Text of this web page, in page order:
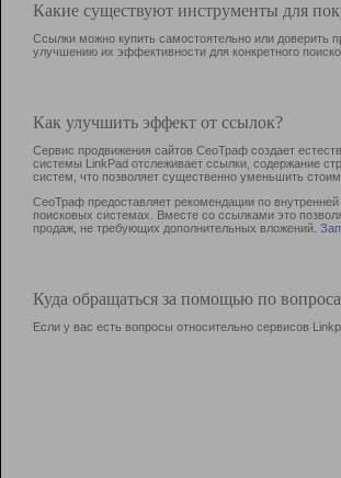
Какие существуют инструменты для
Ссылки можно купить самостоятельно или доверить
улучшению их эффективности для конкретного
Как улучшить эффект от ссылок?
Сервис продвижения сайтов СеоТраф создает
системы LinkPad отслеживает ссылки, содержание
систем, что позволяет существенно уменьшить
СеоТраф предоставляет рекомендации по
поисковых системах. Вместе со ссылками это
продаж, не требующих дополнительных вложений.
Куда обращаться за помощью по
Если у вас есть вопросы относительно сервисов